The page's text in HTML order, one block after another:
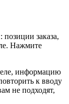
заказа,
Нажмите
информацию
к вводу
не подходят,